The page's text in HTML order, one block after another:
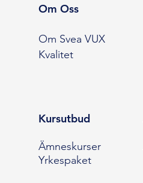
Om Oss
Om Svea VUX
Kvalitet
Kursutbud
Ämneskurser
Yrkespaket